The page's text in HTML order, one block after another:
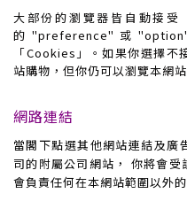
大部份的瀏覽器皆自動接受
的"preference"或
「Cookies」
。如果你選擇不
站購物，但你仍可以瀏覽本網
網路連結
當閣下點選其他網站連結及廣
司的附屬公司網站， 你將會
會負責任何在本網站範圍以外的